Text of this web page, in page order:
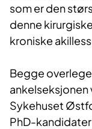
som er den
denne
kroniske
Begge
ankelseksjonen
Sykehuset
PhD-